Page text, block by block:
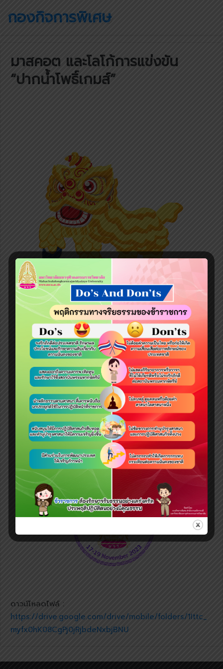
กองกิจการพิเศษ
มาสคอต และโลโก้การแข่งขัน
“ปากน้ำโพธิ์เกมส์”
ดาวน์โหลดไฟล์ :
https://drive.google.com/drive/mobile/folders/1Ittc_
myfx0hK08CgPj0jRjbdeNxbjBNU